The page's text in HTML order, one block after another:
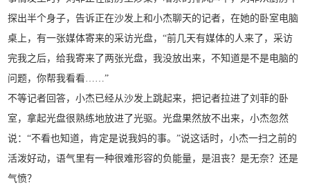
探出半个身子，告诉正在沙发上和小杰聊天的记者，在她的卧室电脑
桌上，有一张媒体寄来的采访光盘，“前几天有媒体的人来了，采访
完我之后，给我寄来了两张光盘，我没放出来，不知道是不是电脑的
问题，你帮我看看……”
不等记者回答，小杰已经从沙发上跳起来，把记者拉进了刘菲的卧
室，拿起光盘很熟练地放进了光驱。光盘果然放不出来，小杰忽然
说：“不看也知道，肯定是说我妈的事。”说这话时，小杰一扫之前的
活泼好动，语气里有一种很难形容的负能量，是沮丧？是无奈？还是
气愤？